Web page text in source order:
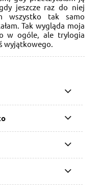
jeszcze raz do niej
wszystko tak samo
Tak wygląda moja
w ogóle, ale trylogia
wyjątkowego.